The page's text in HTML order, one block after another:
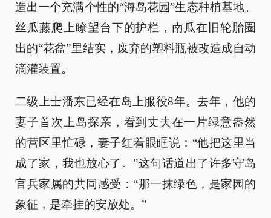
造出一个充满个性的“海岛花园”生态种植基地。
丝瓜藤爬上瞭望台下的护栏，南瓜在旧轮胎圈
出的“花盆”里结实，废弃的塑料瓶被改造成自动
滴灌装置。
二级上士潘东已经在岛上服役8年。去年，他的
妻子首次上岛探亲，看到丈夫在一片绿意盎然
的营区里忙碌，妻子红着眼眶说：“他把这里当
成了家，我也放心了。”这句话道出了许多守岛
官兵家属的共同感受：“那一抹绿色，是家园的
象征，是牵挂的安放处。”